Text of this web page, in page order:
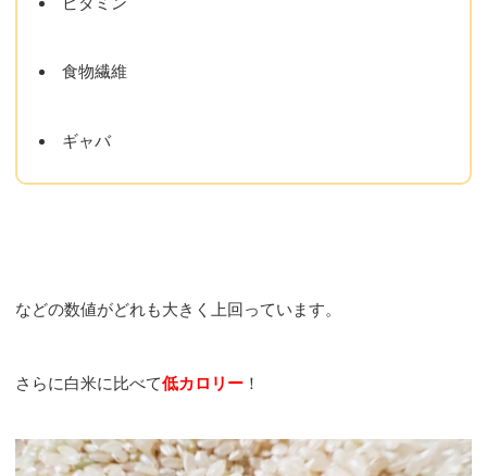
食物繊維
ギャバ
などの数値がどれも大きく上回っています。
さらに白米に比べて低カロリー ！